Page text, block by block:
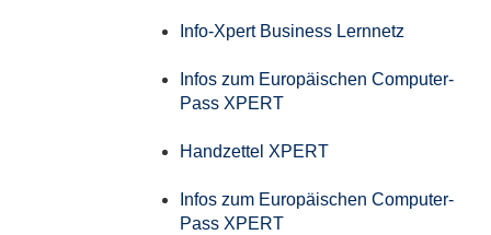
Info-Xpert Business Lernnetz
Infos zum Europäischen Computer-
Pass XPERT
Handzettel XPERT
Infos zum Europäischen Computer-
Pass XPERT